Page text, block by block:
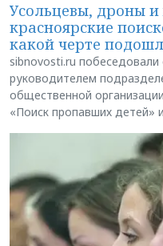
Усольцевы, дроны
красноярские
какой черте
sibnovosti.ru
руководителем
общественной
«Поиск пропавших детей»